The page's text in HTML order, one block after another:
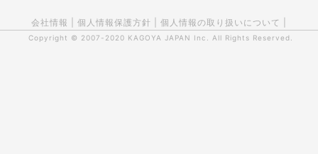
会社情報 個人情報保護方針 個人情報の取り扱いについて
Copyright © 2007-2020 KAGOYA JAPAN Inc. All Rights Reserved.